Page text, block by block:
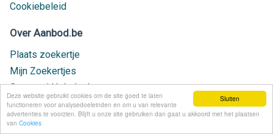
Sluiten
Deze website gebruikt cookies om de site goed te laten
functioneren voor analysedoeleinden en om u van relevante
advertenties te voorzien. Blijft u onze site gebruiken dan gaat u akkoord met het plaatsen
van Cookies
Cookiebeleid
Over Aanbod.be
Plaats zoekertje
Mijn Zoekertjes
Contact / Helpdesk
Nieuw geplaatst